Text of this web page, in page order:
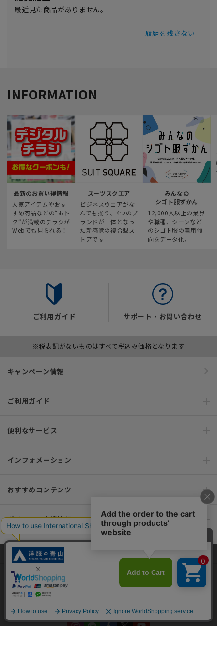
最近見た商品がありません。
履歴を残さない
INFORMATION
最新のお買い得情報
人気アイテムやおす
すめ商品などの“おト
ク“が満載のチラシが
Webでも見られる！
スーツスクエア
ビジネスウェアがな
んでも揃う、4つのブ
ランドが一体となっ
た新感覚の複合型ス
トアです
みんなの
シゴト服ずかん
12,000人以上の業界
や職種、シーンなど
のシゴト服の着用傾
向をデータ化。
ご利用ガイド サポート・お問い合わせ
※税表記がないものはすべて税込み価格となります
キャンペーン情報
ご利用ガイド
便利なサービス
インフォメーション
おすすめコンテンツ
ポリシー・企業情報
オーダースーツなら SHITATE
当サイトでは、快適な閲覧体験とコンテンツ改善のためにCookieを使用
しています。閲覧を続けることで、Cookieの使用に同意したものとみな
します。詳細については
同意して閉じる